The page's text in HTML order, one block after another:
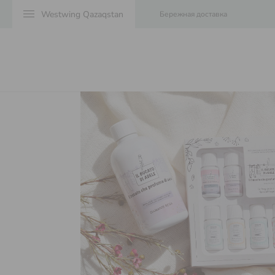
menu Бережная доставка